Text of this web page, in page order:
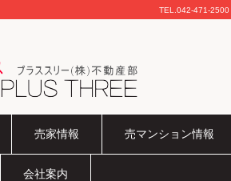
TEL. 042-471-2500
売家情報 売マンション情報
会社案内